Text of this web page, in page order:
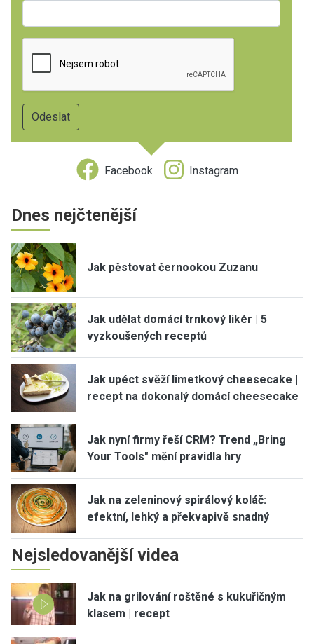
Facebook Instagram
Dnes nejčtenější
Jak pěstovat černookou Zuzanu
Jak udělat domácí trnkový likér | 5
vyzkoušených receptů
Jak upéct svěží limetkový cheesecake |
recept na dokonalý domácí cheesecake
Jak nyní firmy řeší CRM? Trend „Bring
Your Tools" mění pravidla hry
Jak na zeleninový spirálový koláč:
efektní, lehký a překvapivě snadný
Nejsledovanější videa
Jak na grilování roštěné s kukuřičným
klasem | recept